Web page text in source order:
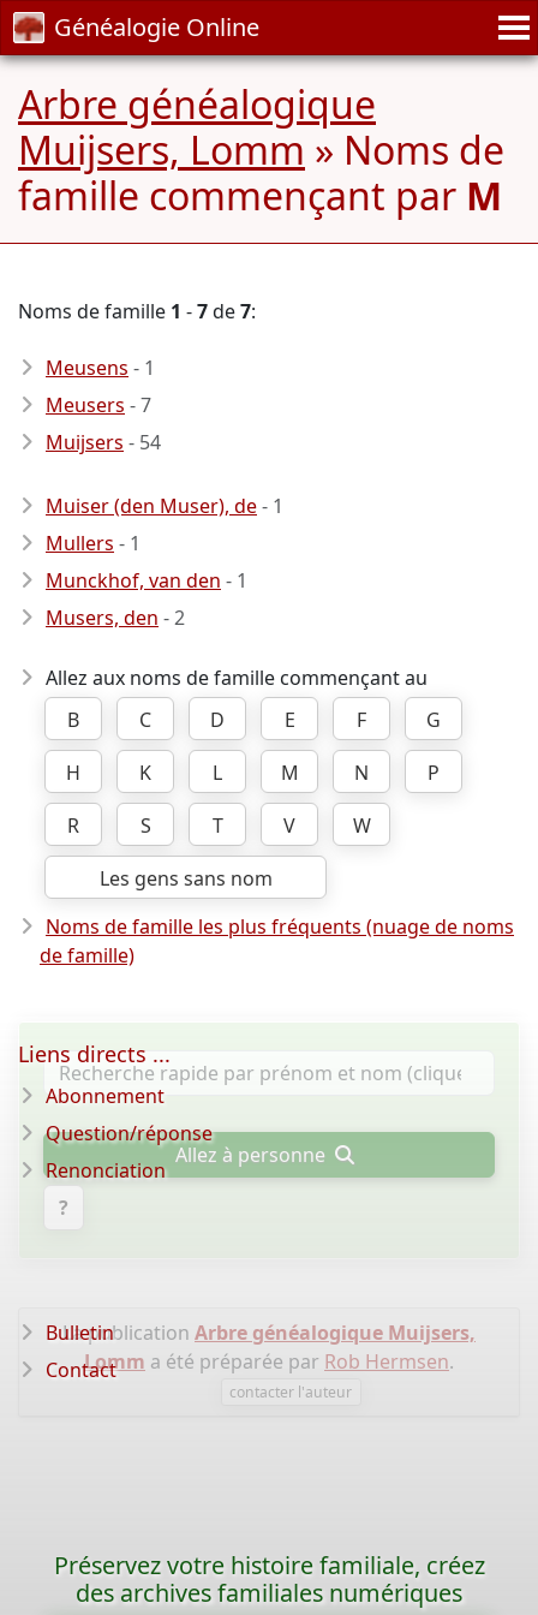
Généalogie Online
Arbre généalogique
Muijsers, Lomm » Noms de
famille commençant par M
Noms de famille 1 -7de7:
Meusens - 1
Meusers - 7
Muijsers - 54
Muiser (den Muser), de- 1
Mullers - 1
Munckhof, van den - 1
Musers, den - 2
Allez aux noms de famille commençant au
B
C D E F
G
H
K L M N
P
R
S T V
W
Les gens sans nom
Noms de famille les plus fréquents (nuage de noms
de famille)
Allez à personne
?
La publication Arbre généalogique Muijsers,
Lomm a été préparée par Rob Hermsen.
contacter l'auteur
Liens directs ...
Abonnement
Question/réponse
Renonciation
Bulletin
Contact
Préservez votre histoire familiale, créez
des archives familiales numériques